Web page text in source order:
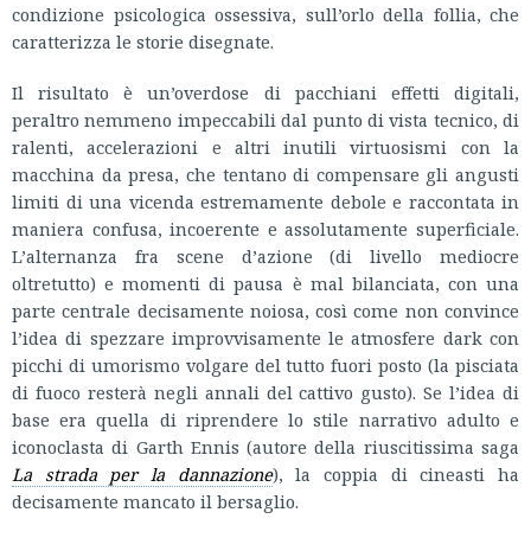
condizione psicologica ossessiva, sull’orlo della follia, che
caratterizza le storie disegnate.
Il risultato è un’overdose di pacchiani effetti digitali,
peraltro nemmeno impeccabili dal punto di vista tecnico, di
ralenti, accelerazioni e altri inutili virtuosismi con la
macchina da presa, che tentano di compensare gli angusti
limiti di una vicenda estremamente debole e raccontata in
maniera confusa, incoerente e assolutamente superficiale.
L’alternanza fra scene d’azione (di livello mediocre
oltretutto) e momenti di pausa è mal bilanciata, con una
parte centrale decisamente noiosa, così come non convince
l’idea di spezzare improvvisamente le atmosfere dark con
picchi di umorismo volgare del tutto fuori posto (la pisciata
di fuoco resterà negli annali del cattivo gusto). Se l’idea di
base era quella di riprendere lo stile narrativo adulto e
iconoclasta di Garth Ennis (autore della riuscitissima saga
La strada per la dannazione), la coppia di cineasti ha
decisamente mancato il bersaglio.